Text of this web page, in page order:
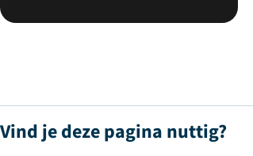
Vind je deze pagina nuttig?